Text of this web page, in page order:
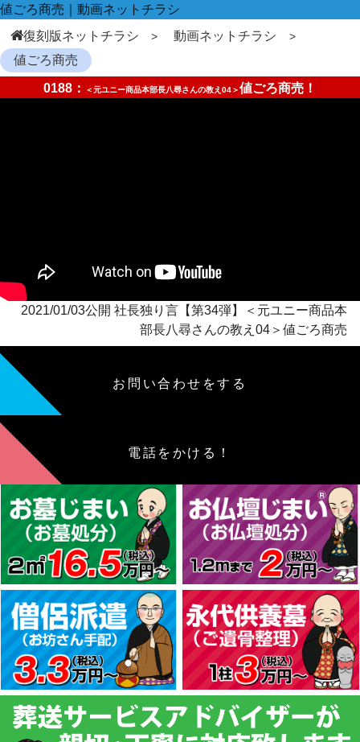
値ごろ商売｜動画ネットチラシ
復刻版ネットチラシ
動画ネットチラシ
値ごろ商売
0188： ＜元ユニー商品本部長八尋さんの教え04＞値ごろ商売！
2021/01/03公開 社長独り言【第34弾】＜元ユニー商品本
部長八尋さんの教え04＞値ごろ商売
お問い合わせをする
電話をかける！